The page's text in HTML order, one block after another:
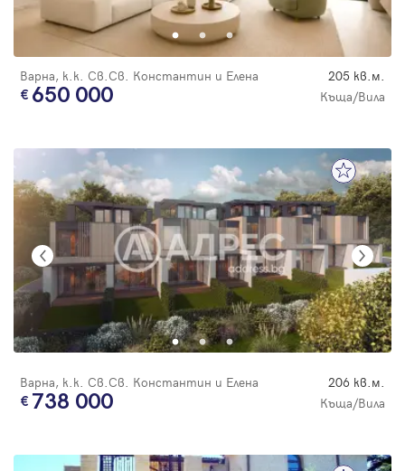
Варна, к.к. Св.Св. Константин и Елена 205 кв.м.
650 000 Къща/Вила
Варна, к.к. Св.Св. Константин и Елена 206 кв.м.
738 000 Къща/Вила